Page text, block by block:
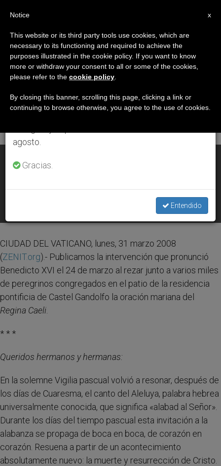
DÍA
Marzo 31st, 2008
ÚLTIMAS NOTICIAS
MAR 31, 2008 00:00
CIUDAD DEL VATICANO, lunes, 31 marzo 2008
(ZENIT.org).- Publicamos la intervención que pronunció
Benedicto XVI el 24 de marzo al rezar junto a varios miles
de peregrinos congregados en el patio de la residencia
pontificia de Castel Gandolfo la oración mariana del
Regina Caeli
* * *
Queridos hermanos y hermanas:
En la solemne Vigilia pascual volvió a resonar, después de
los días de Cuaresma, el canto del Aleluya, palabra hebrea
universalmente conocida, que significa «alabad al Señor».
Durante los días del tiempo pascual esta invitación a la
alabanza se propaga de boca en boca, de corazón en
corazón. Resuena a partir de un acontecimiento
absolutamente nuevo: la muerte y resurrección de Cristo.
×
Aviso importante
Del 27 de julio al 7 de agosto haremos la pausa
anual, aprovechando que en el periodo de verano
se generan menos informaciones y también el
agosto.
Gracias.
Entendido
x
Notice
This website or its third party tools use cookies, which are
necessary to its functioning and required to achieve the
purposes illustrated in the cookie policy. If you want to know
more or withdraw your consent to all or some of the cookies,
please refer to the cookie policy
By closing this banner, scrolling this page, clicking a link or
continuing to browse otherwise, you agree to the use of cookies.